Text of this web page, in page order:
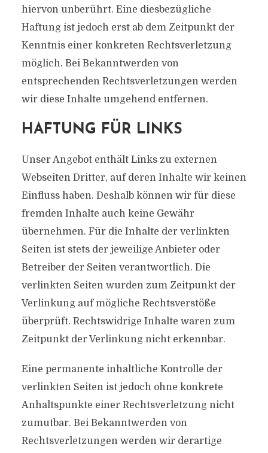
hiervon unberührt. Eine diesbezügliche
Haftung ist jedoch erst ab dem Zeitpunkt der
Kenntnis einer konkreten Rechtsverletzung
möglich. Bei Bekanntwerden von
entsprechenden Rechtsverletzungen werden
wir diese Inhalte umgehend entfernen.
HAFTUNG FÜR LINKS
Unser Angebot enthält Links zu externen
Webseiten Dritter, auf deren Inhalte wir keinen
Einfluss haben. Deshalb können wir für diese
fremden Inhalte auch keine Gewähr
übernehmen. Für die Inhalte der verlinkten
Seiten ist stets der jeweilige Anbieter oder
Betreiber der Seiten verantwortlich. Die
verlinkten Seiten wurden zum Zeitpunkt der
Verlinkung auf mögliche Rechtsverstöße
überprüft. Rechtswidrige Inhalte waren zum
Zeitpunkt der Verlinkung nicht erkennbar.
Eine permanente inhaltliche Kontrolle der
verlinkten Seiten ist jedoch ohne konkrete
Anhaltspunkte einer Rechtsverletzung nicht
zumutbar. Bei Bekanntwerden von
Rechtsverletzungen werden wir derartige